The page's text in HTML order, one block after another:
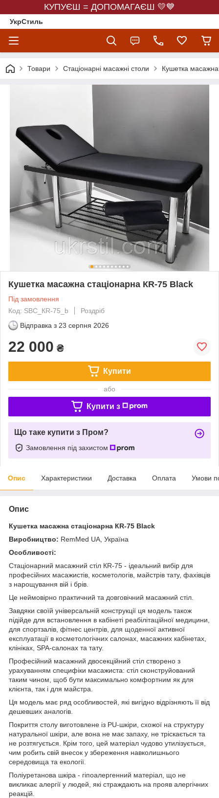
КУПУЄШ = ДОПОМАГАЄШ 💛💙
УкрСтиль
Товари Стаціонарні масажні столи Кушетка
Кушетка масажна стаціонарна КR-75 Black
Під замовлення
Код: SBC_КR-75_b
Роздріб
Відправка з 23 серпня 2026
22 000 ₴
Купити
або
Купити з
Що таке купити з Пром?
Замовлення під захистом
Опис Характеристики Доставка Оплата Умови
Опис
Кушетка масажна стаціонарна КR-75 Black
Виробництво: RemMed UA, Україна
Особливості:
Стаціонарний масажний стіл КR-75 - ідеальний вибір для
професійних масажистів, косметологів, майстрів тату, фахівців
з нарощування вій і брів.
Це неймовірно практичний та довговічний масажний стіл.
Завдяки своїй універсальній конструкції ця модель також
підійде для встановлення в кабінеті реабілітаційної медицини,
для спортзалів, фітнес центрів, для щоденної активної
експлуатації в косметологічних салонах, масажних кабінетах,
клініках, SPA-салонах та тату.
Професійний масажний двосекційний стіл створено з
урахуванням специфіки масажиста: стіл сконструйований
таким чином, щоб бути максимально комфортним як для
клієнта, так і для майстра.
Ця модель має ряд особливостей, які вигідно відрізняють її від
дешевших аналогів.
Покриття столу виготовлене із PU-шкіри, схожої на структуру
натуральної шкіри, але вона не має запаху, не тріскається та
не розтягується. Крім того, цей матеріал чудово утилізується,
чим робить свій внесок у збереження навколишнього
середовища та екології.
Поліуретанова шкіра - гіпоалергенний матеріал, що не
викликає алергії у людей, які страждають на прояв алергічних
реакцій.